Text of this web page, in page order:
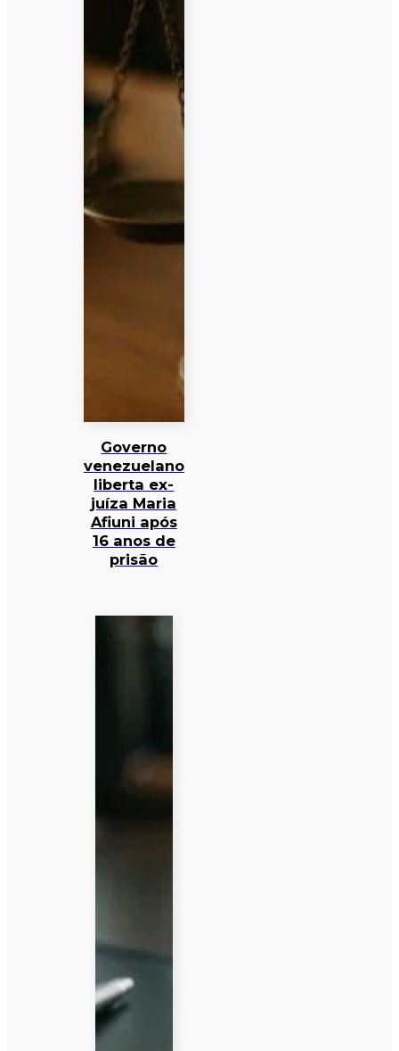
Governo
venezuelano
liberta ex-
juíza Maria
Afiuni após
16 anos de
prisão